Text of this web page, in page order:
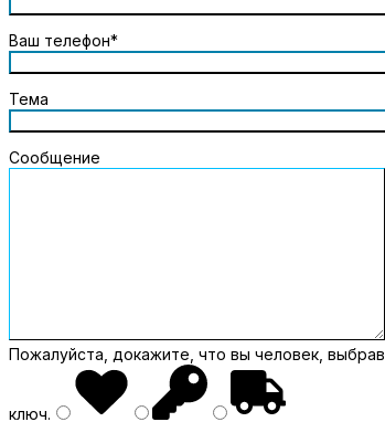
Ваш телефон*
Тема
Сообщение
Пожалуйста, докажите, что вы человек, выбрав
ключ.